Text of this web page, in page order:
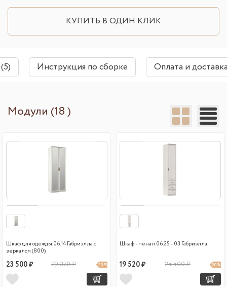
КУПИТЬ В ОДИН КЛИК
Инструкция по сборке Оплата и
Модули (18 )
Шкаф для одежды 06.14 Габриэлла с
зеркалом (800)
23 500 ₽ 29 370 ₽ 20 %
Шкаф - пенал 06.25 - 03 Габриэлла
19 520 ₽ 24 400 ₽ 20 %